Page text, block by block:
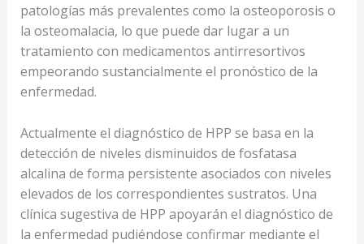
patologías más prevalentes como la osteoporosis o
la osteomalacia, lo que puede dar lugar a un
tratamiento con medicamentos antirresortivos
empeorando sustancialmente el pronóstico de la
enfermedad.
Actualmente el diagnóstico de HPP se basa en la
detección de niveles disminuidos de fosfatasa
alcalina de forma persistente asociados con niveles
elevados de los correspondientes sustratos. Una
clínica sugestiva de HPP apoyarán el diagnóstico de
la enfermedad pudiéndose confirmar mediante el